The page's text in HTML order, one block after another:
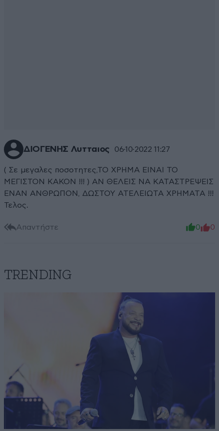
ΔΙΟΓΕΝΗΣ Λυτταιος 06·10·2022 11:27
( Σε μεγαλες ποσοτητες,ΤΟ ΧΡΗΜΑ ΕΙΝΑΙ ΤΟ
ΜΕΓΙΣΤΟΝ ΚΑΚΟΝ !!! ) ΑΝ ΘΕΛΕΙΣ ΝΑ ΚΑΤΑΣΤΡΕΨΕΙΣ
ΕΝΑΝ ΑΝΘΡΩΠΟΝ, ΔΩΣΤΟΥ ΑΤΕΛΕΙΩΤΑ ΧΡΗΜΑΤΑ !!!
Τελος.
Απαντήστε 0 0
TRENDING